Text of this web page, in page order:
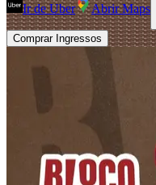
Ir de Uber Abrir Maps
Comprar Ingressos